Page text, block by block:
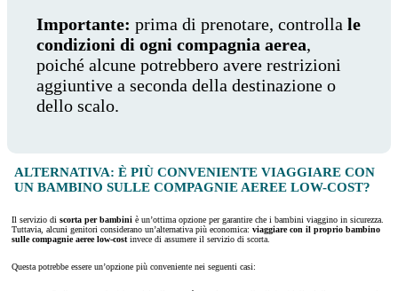
Importante: prima di prenotare, controlla le
condizioni di ogni compagnia aerea,
poiché alcune potrebbero avere restrizioni
aggiuntive a seconda della destinazione o
dello scalo.
ALTERNATIVA: È PIÙ CONVENIENTE VIAGGIARE CON
UN BAMBINO SULLE COMPAGNIE AEREE LOW-COST?
Il servizio di scorta per bambini è un’ottima opzione per garantire che i bambini viaggino in sicurezza.
Tuttavia, alcuni genitori considerano un’alternativa più economica: viaggiare con il proprio bambino
sulle compagnie aeree low-costinvece di assumere il servizio di scorta.
Questa potrebbe essere un’opzione più conveniente nei seguenti casi: